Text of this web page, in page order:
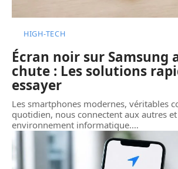
HIGH-TECH
Écran noir sur Samsung
chute : Les solutions
essayer
Les smartphones modernes, véritables
quotidien, nous connectent aux autres
environnement informatique.…